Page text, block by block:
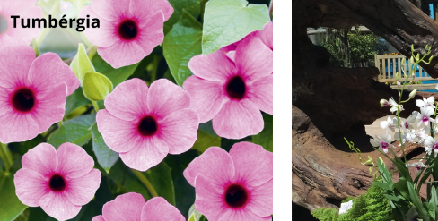
Flores – Tumbérgia
Flores – Arranjo